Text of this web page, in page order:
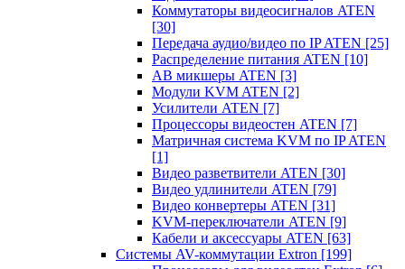
Коммутаторы видеосигналов ATEN
[30]
Передача аудио/видео по IP ATEN [25]
Распределение питания ATEN [10]
АВ микшеры ATEN [3]
Модули KVM ATEN [2]
Усилители ATEN [7]
Процессоры видеостен ATEN [7]
Матричная система KVM по IP ATEN
[1]
Видео разветвители ATEN [30]
Видео удлинители ATEN [79]
Видео конвертеры ATEN [31]
KVM-переключатели ATEN [9]
Кабели и аксессуары ATEN [63]
Системы AV-коммутации Extron [199]